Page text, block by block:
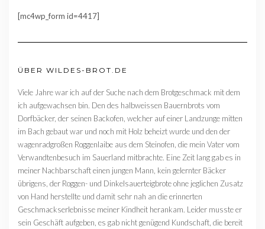
[mc4wp_form id=4417]
ÜBER WILDES-BROT.DE
Viele Jahre war ich auf der Suche nach dem Brotgeschmack mit dem
ich aufgewachsen bin. Den des halbweissen Bauernbrots vom
Dorfbäcker, der seinen Backofen, welcher auf einer Landzunge mitten
im Bach gebaut war und noch mit Holz beheizt wurde und den der
wagenradgroßen Roggenlaibe aus dem Steinofen, die mein Vater vom
Verwandtenbesuch im Sauerland mitbrachte. Eine Zeit lang gab es in
meiner Nachbarschaft einen jungen Mann, kein gelernter Bäcker
übrigens, der Roggen- und Dinkelsauerteigbrote ohne jeglichen Zusatz
von Hand herstellte und damit sehr nah an die erinnerten
Geschmackserlebnisse meiner Kindheit herankam. Leider musste er
sein Geschäft aufgeben, es gab nicht genügend Kundschaft, die bereit